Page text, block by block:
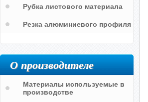
Рубка листового материала
Резка алюминиевого профиля
О производителе
Материалы используемые в
производстве